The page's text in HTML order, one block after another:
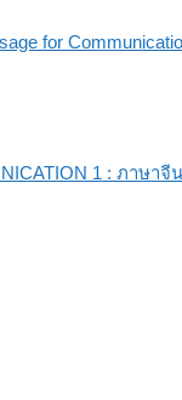
for
1 : ภาษาจี